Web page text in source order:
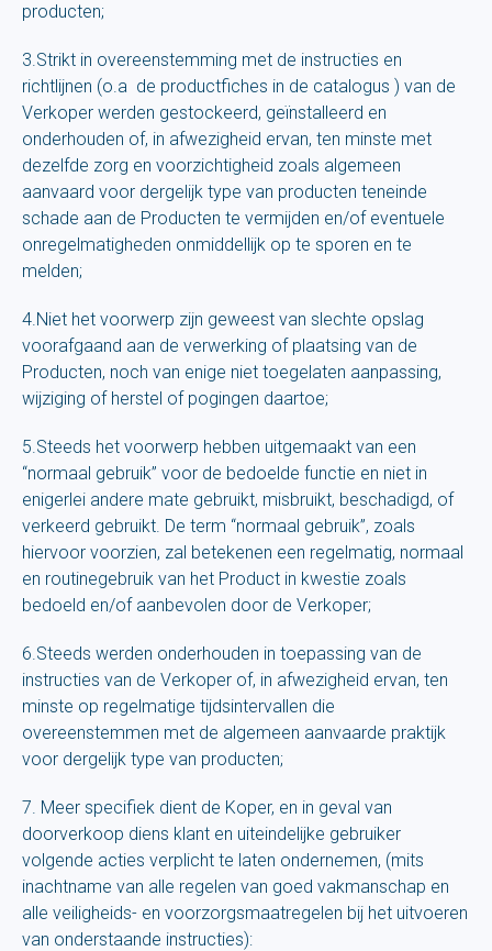
producten;
3.Strikt in overeenstemming met de instructies en
richtlijnen (o.a de productfiches in de catalogus ) van de
Verkoper werden gestockeerd, geïnstalleerd en
onderhouden of, in afwezigheid ervan, ten minste met
dezelfde zorg en voorzichtigheid zoals algemeen
aanvaard voor dergelijk type van producten teneinde
schade aan de Producten te vermijden en/of eventuele
onregelmatigheden onmiddellijk op te sporen en te
melden;
4.Niet het voorwerp zijn geweest van slechte opslag
voorafgaand aan de verwerking of plaatsing van de
Producten, noch van enige niet toegelaten aanpassing,
wijziging of herstel of pogingen daartoe;
5.Steeds het voorwerp hebben uitgemaakt van een
“normaal gebruik” voor de bedoelde functie en niet in
enigerlei andere mate gebruikt, misbruikt, beschadigd, of
verkeerd gebruikt. De term “normaal gebruik”, zoals
hiervoor voorzien, zal betekenen een regelmatig, normaal
en routinegebruik van het Product in kwestie zoals
bedoeld en/of aanbevolen door de Verkoper;
6.Steeds werden onderhouden in toepassing van de
instructies van de Verkoper of, in afwezigheid ervan, ten
minste op regelmatige tijdsintervallen die
overeenstemmen met de algemeen aanvaarde praktijk
voor dergelijk type van producten;
7. Meer specifiek dient de Koper, en in geval van
doorverkoop diens klant en uiteindelijke gebruiker
volgende acties verplicht te laten ondernemen, (mits
inachtname van alle regelen van goed vakmanschap en
alle veiligheids- en voorzorgsmaatregelen bij het uitvoeren
van onderstaande instructies):